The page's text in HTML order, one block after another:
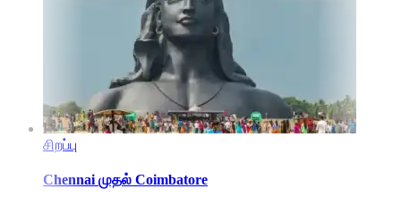
சிறப்பு
Chennai முதல் Coimbatore